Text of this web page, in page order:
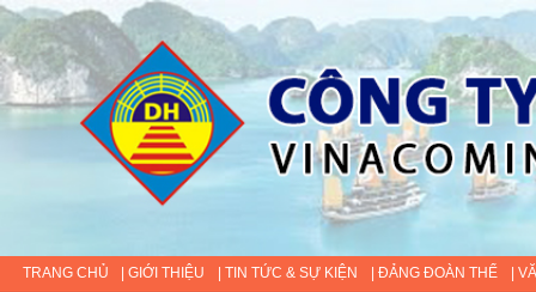
TRANG CHỦ | GIỚI THIỆU | TIN TỨC & SỰ KIỆN | ĐẢNG ĐOÀN THỂ |